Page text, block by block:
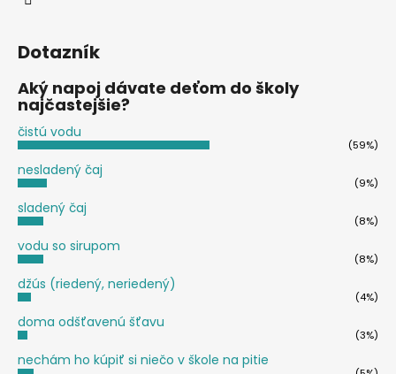
Dotazník
Aký napoj dávate deťom do školy
najčastejšie?
čistú vodu
(59%)
nesladený čaj
(9%)
sladený čaj
(8%)
vodu so sirupom
(8%)
džús (riedený, neriedený)
(4%)
doma odšťavenú šťavu
(3%)
nechám ho kúpiť si niečo v škole na pitie